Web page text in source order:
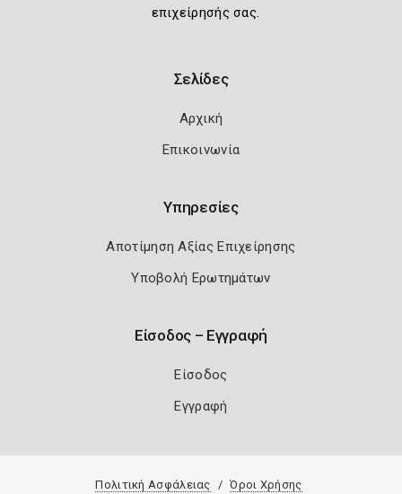
επιχείρησής σας.
Σελίδες
Αρχική
Επικοινωνία
Υπηρεσίες
Αποτίμηση Αξίας Επιχείρησης
Υποβολή Ερωτημάτων
Είσοδος – Εγγραφή
Είσοδος
Εγγραφή
Πολιτική Ασφάλειας Όροι Χρήσης